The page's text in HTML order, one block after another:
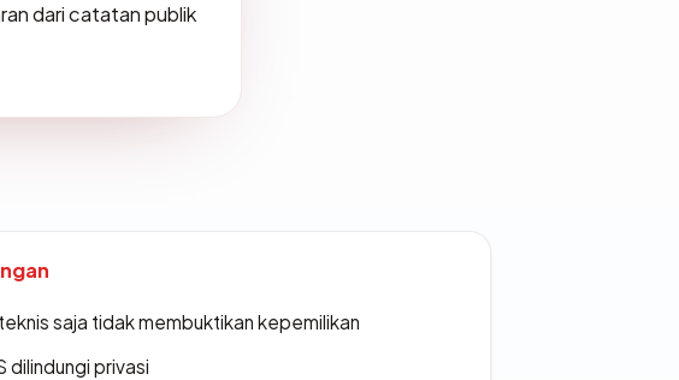
dari catatan publik
saja tidak membuktikan kepemilikan
dilindungi privasi